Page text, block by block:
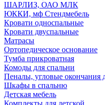
ШАРЛИЗ, ОАО МЛК
ЮККИ, мф Стендмебель
Кровати односпальные
Кровати двуспальные
Матрасы
Ортопедическое основание
Тумба прикроватная
Комоды для спальни
Пеналы, угловые окончания
Шкафы в спальню
Детская мебель
Комплекты для детской